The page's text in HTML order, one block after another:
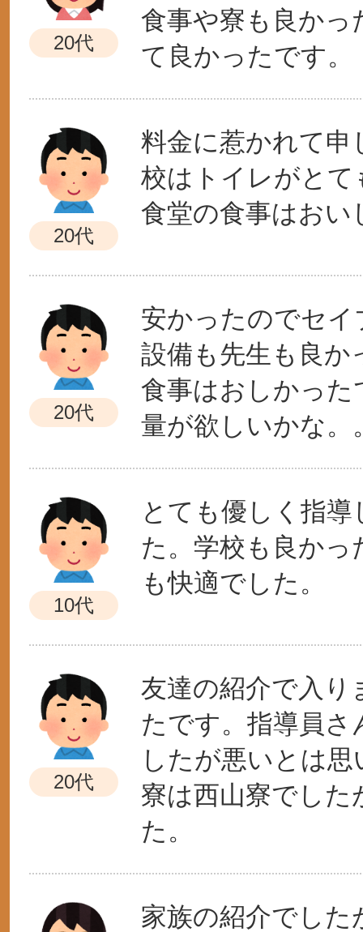
20代
食事や寮も良かっ
て良かったです。
20代
料金に惹かれて申
校はトイレがと
食堂の食事はおい
20代
安かったのでセ
設備も先生も良か
食事はおしかっ
量が欲しいかな。
10代
とても優しく指
た。学校も良か
も快適でした。
20代
友達の紹介で入り
たです。指導員
したが悪いとは
寮は西山寮でし
た。
家族の紹介でした